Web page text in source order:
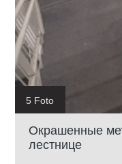
5 Foto
Окрашенные
лестнице